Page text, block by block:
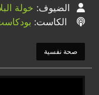
الضيوف: خولة
الكاست:
صحة نفسية